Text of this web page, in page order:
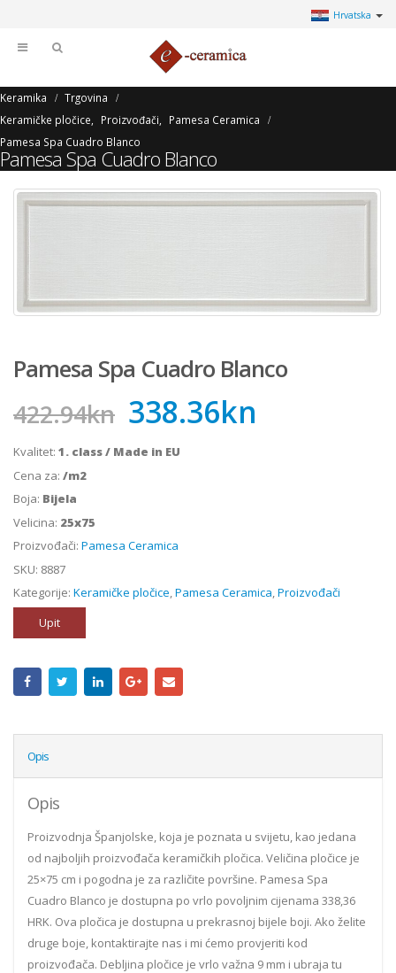
Hrvatska
Keramika
Trgovina
Keramičke pločice
Proizvođači
Pamesa Ceramica
Pamesa Spa Cuadro Blanco
Pamesa Spa Cuadro Blanco
Pamesa Spa Cuadro Blanco
422.94kn 338.36kn
Kvalitet: 1. class / Made in EU
Cena za: /m2
Boja: Bijela
Velicina: 25x75
Proizvođači: Pamesa Ceramica
SKU: 8887
Kategorije: Keramičke pločice,Pamesa Ceramica,Proizvođači
Upit
Opis
Opis
Proizvodnja Španjolske, koja je poznata u svijetu, kao jedana
od najboljih proizvođača keramičkih pločica. Veličina pločice je
25×75 cm i pogodna je za različite površine. Pamesa Spa
Cuadro Blanco je dostupna po vrlo povoljnim cijenama 338,36
HRK. Ova pločica je dostupna u prekrasnoj bijele boji. Ako želite
druge boje, kontaktirajte nas i mi ćemo provjeriti kod
proizvođača. Debljina pločice je vrlo važna 9 mm i ubraja tu